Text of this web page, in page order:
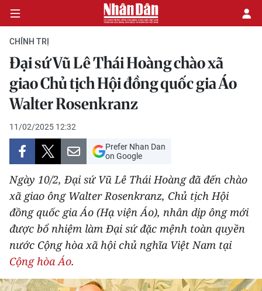
CHÍNH TRỊ
KINH TẾ
VĂN HÓA
XÃ HỘI
PHÁP LUẬT
DU LỊCH
THẾ GIỚI
THỂ THAO
CHÍNH TRỊ
Đại sứ Vũ Lê Thái Hoàng chào xã
giao Chủ tịch Hội đồng quốc gia Áo
Walter Rosenkranz
11/02/2025 12:32
Prefer Nhan Dan
on Google
Ngày 10/2, Đại sứ Vũ Lê Thái Hoàng đã đến chào
xã giao ông Walter Rosenkranz, Chủ tịch Hội
đồng quốc gia Áo (Hạ viện Áo), nhân dịp ông mới
được bổ nhiệm làm Đại sứ đặc mệnh toàn quyền
nước Cộng hòa xã hội chủ nghĩa Việt Nam tại
Cộng hòa Áo.